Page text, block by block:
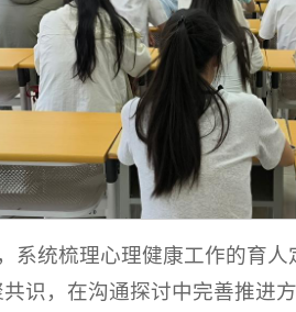
系统梳理心理健康工作的育
识，在沟通探讨中完善推进